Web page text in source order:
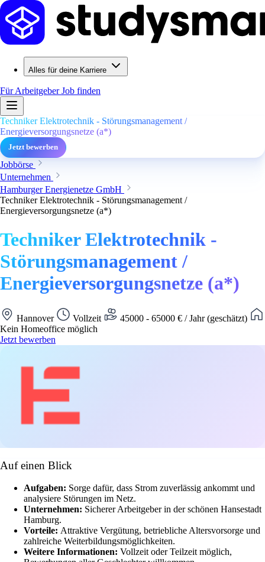
Alles für deine Karriere
Für ArbeitgeberJob finden
Techniker Elektrotechnik - Störungsmanagement /
Energieversorgungsnetze (a*)
Jetzt bewerben
Jobbörse
Unternehmen
Hamburger Energienetze GmbH
Techniker Elektrotechnik - Störungsmanagement /
Energieversorgungsnetze (a*)
Techniker Elektrotechnik -
Störungsmanagement /
Energieversorgungsnetze (a*)
Hannover Vollzeit
45000 - 65000 € / Jahr (geschätzt)
Kein Homeoffice möglich
Jetzt bewerben
Auf einen Blick
Aufgaben: Sorge dafür, dass Strom zuverlässig ankommt und
analysiere Störungen im Netz.
Unternehmen: Sicherer Arbeitgeber in der schönen Hansestadt
Hamburg.
Vorteile: Attraktive Vergütung, betriebliche Altersvorsorge und
zahlreiche Weiterbildungsmöglichkeiten.
Weitere Informationen: Vollzeit oder Teilzeit möglich,